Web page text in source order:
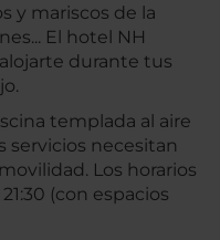
y mariscos de la
El hotel NH
durante tus
templada al aire
servicios necesitan
Los horarios
(con espacios